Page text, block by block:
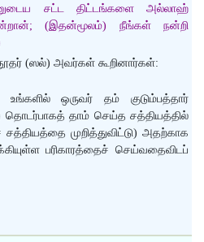
சட்ட திட்டங்களை அல்லாஹ்
(இதன்மூலம்) நீங்கள் நன்றி
(ஸல்) அவர்கள் கூறினார்கள்:
ஒருவர் தம் குடும்பத்தார்
தொடர்பாகத் தாம் செய்த சத்தியத்தில்
சத்தியத்தை முறித்துவிட்டு) அதற்காக
பரிகாரத்தைச் செய்வதைவிடப்